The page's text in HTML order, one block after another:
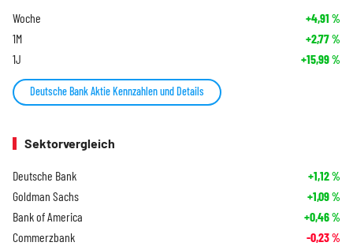
Woche +4,91 %
1M +2,77%
1J +15,99%
Deutsche Bank Aktie Kennzahlen und Details
Sektorvergleich
Deutsche Bank +1,12%
Goldman Sachs +1,09%
Bank of America +0,46%
Commerzbank -0,23%